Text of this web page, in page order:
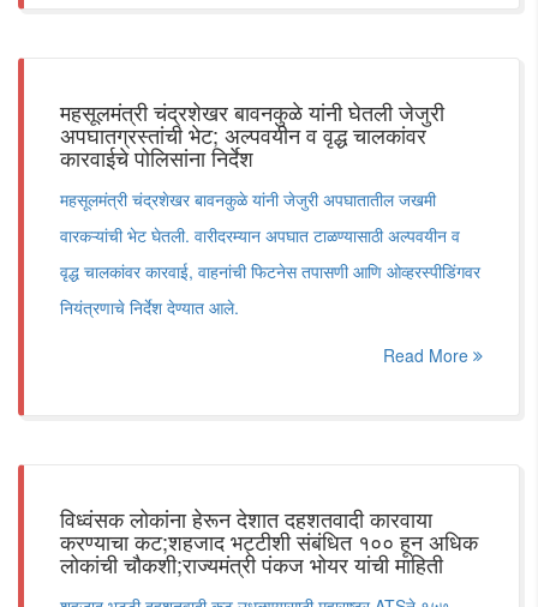
महसूलमंत्री चंद्रशेखर बावनकुळे यांनी घेतली जेजुरी
अपघातग्रस्तांची भेट; अल्पवयीन व वृद्ध चालकांवर
कारवाईचे पोलिसांना निर्देश
महसूलमंत्री चंद्रशेखर बावनकुळे यांनी जेजुरी अपघातातील जखमी
वारकऱ्यांची भेट घेतली. वारीदरम्यान अपघात टाळण्यासाठी अल्पवयीन व
वृद्ध चालकांवर कारवाई, वाहनांची फिटनेस तपासणी आणि ओव्हरस्पीडिंगवर
नियंत्रणाचे निर्देश देण्यात आले.
Read More
विध्वंसक लोकांना हेरून देशात दहशतवादी कारवाया
करण्याचा कट;शहजाद भट्टीशी संबंधित १०० हून अधिक
लोकांची चौकशी;राज्यमंत्री पंकज भोयर यांची माहिती